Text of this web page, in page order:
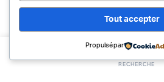
Copyright © 2020 Agri-Équipements
Tout accepter
Propulsé par
RECHERCHE